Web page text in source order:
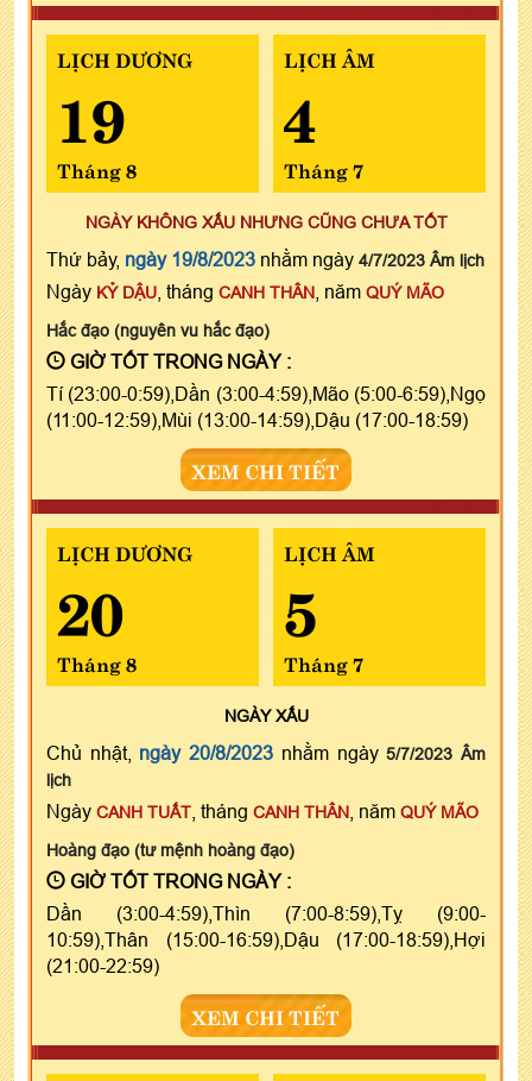
LỊCH DƯƠNG
19
Tháng 8
LỊCH ÂM
4
Tháng 7
NGÀY KHÔNG XẤU NHƯNG CŨNG CHƯA TỐT
Thứ bảy, ngày 19/8/2023 nhằm ngày 4/7/2023 Âm lịch
Ngày KỶ DẬU , tháng CANH THÂN , năm QUÝ MÃO
Hắc đạo (nguyên vu hắc đạo)
GIỜ TỐT TRONG NGÀY :
Tí (23:00-0:59),Dần (3:00-4:59),Mão (5:00-6:59),Ngọ
(11:00-12:59),Mùi (13:00-14:59),Dậu (17:00-18:59)
XEM CHI TIẾT
LỊCH DƯƠNG
20
Tháng 8
LỊCH ÂM
5
Tháng 7
NGÀYXẤU
Chủ nhật, ngày 20/8/2023 nhằm ngày5/7/2023 Âm
lịch
Ngày CANH TUẤT , tháng CANH THÂN , năm QUÝ MÃO
Hoàng đạo (tư mệnh hoàng đạo)
GIỜ TỐT TRONG NGÀY :
Dần (3:00-4:59),Thìn (7:00-8:59),Tỵ (9:00-
10:59),Thân (15:00-16:59),Dậu (17:00-18:59),Hợi
(21:00-22:59)
XEM CHI TIẾT